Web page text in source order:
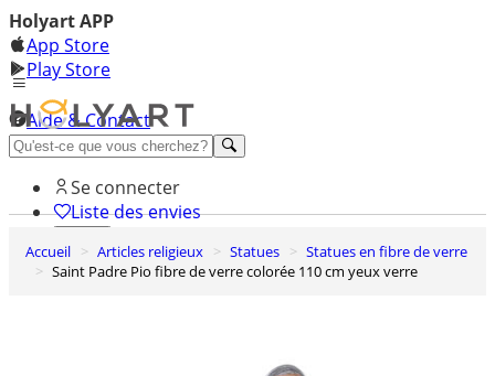
Holyart APP
App Store
Play Store
Aide & Contact
Découvrez Premium
Se connecter
Liste des envies
0
Panier
Accueil Articles religieux Statues
Statues en fibre de verre
Saint Padre Pio fibre de verre colorée 110 cm yeux verre